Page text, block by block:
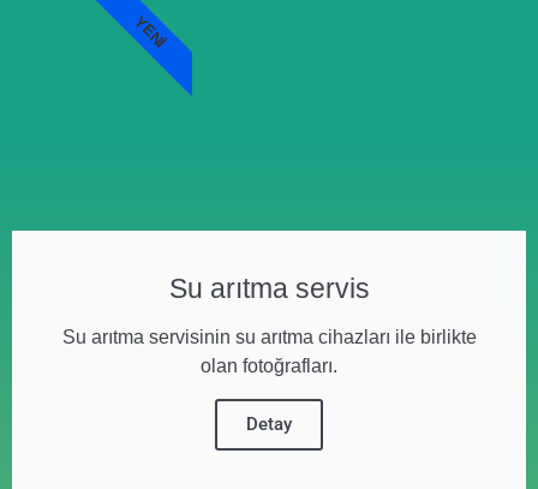
Su arıtma servis
Su arıtma servisinin su arıtma cihazları ile birlikte
olan fotoğrafları.
Detay
YENI